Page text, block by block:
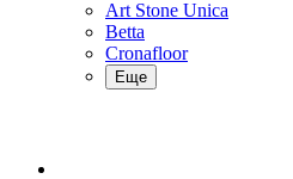
Art Stone Unica
Betta
Cronafloor
Еще